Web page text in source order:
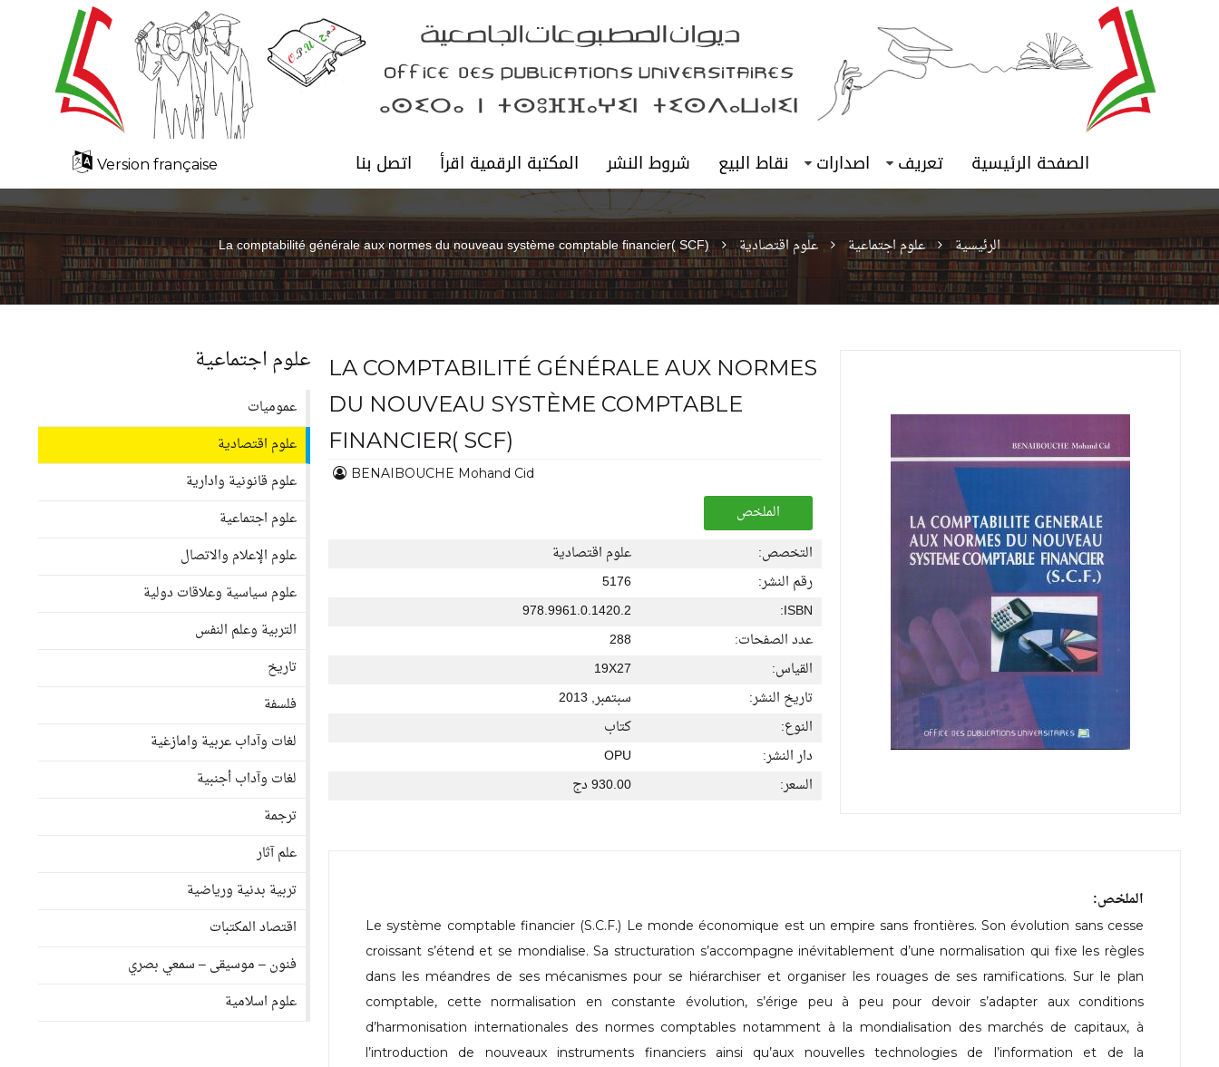
الصفحة الرئيسية تعريف اصدارات نقاط البيع شروط النشر المكتبة الرقمية اقرأ اتصل بنا Version française
الرئيسية علوم اجتماعية علوم اقتصادية La comptabilité générale aux normes du nouveau système comptable financier( SCF)
LA COMPTABILITÉ GÉNÉRALE AUX NORMES
DU NOUVEAU SYSTÈME COMPTABLE
FINANCIER( SCF)
BENAIBOUCHE Mohand Cid
الملخص
التخصص:
علوم اقتصادية
رقم النشر:
5176
ISBN:
978.9961.0.1420.2
عدد الصفحات:
288
القياس:
19X27
تاريخ النشر:
سبتمبر, 2013
النوع:
كتاب
دار النشر:
OPU
السعر:
930.00 دج
الملخص:
Le système comptable financier (S.C.F.) Le monde économique est un empire sans frontières. Son évolution sans cesse
croissant s’étend et se mondialise. Sa structuration s’accompagne inévitablement d’une normalisation qui fixe les règles
dans les méandres de ses mécanismes pour se hiérarchiser et organiser les rouages de ses ramifications. Sur le plan
comptable, cette normalisation en constante évolution, s’érige peu à peu pour devoir s’adapter aux conditions
d’harmonisation internationales des normes comptables notamment à la mondialisation des marchés de capitaux, à
l’introduction de nouveaux instruments financiers ainsi qu’aux nouvelles technologies de l’information et de la
علوم اجتماعية
عموميات
علوم اقتصادية
علوم قانونية وادارية
علوم اجتماعية
علوم الإعلام والاتصال
علوم سياسية وعلاقات دولية
التربية وعلم النفس
تاريخ
فلسفة
لغات وآداب عربية وامازغية
لغات وآداب أجنبية
ترجمة
علم آثار
تربية بدنية ورياضية
اقتصاد المكتبات
فنون – موسيقى – سمعي بصري
علوم اسلامية